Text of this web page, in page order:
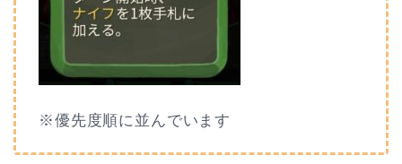
※優先度順に並んでいます